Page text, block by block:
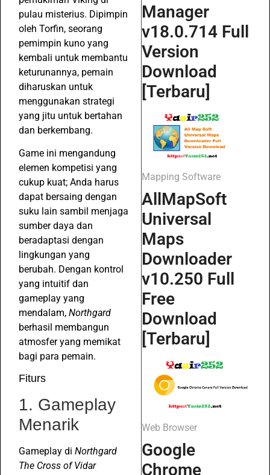
pulau misterius. Dipimpin
oleh Torfin, seorang
pemimpin kuno yang
kembali untuk membantu
keturunannya, pemain
diharuskan untuk
menggunakan strategi
yang jitu untuk bertahan
dan berkembang.
Game ini mengandung
elemen kompetisi yang
cukup kuat; Anda harus
dapat bersaing dengan
suku lain sambil menjaga
sumber daya dan
beradaptasi dengan
lingkungan yang
berubah. Dengan kontrol
yang intuitif dan
gameplay yang
mendalam, Northgard
berhasil membangun
atmosfer yang memikat
bagi para pemain.
Fiturs
1. Gameplay
Menarik
Gameplay di Northgard
The Cross of Vidar
Manager
v18.0.714 Full
Version
Download
[Terbaru]
Mapping Software
AllMapSoft
Universal
Maps
Downloader
v10.250 Full
Free
Download
[Terbaru]
Web Browser
Google
Chrome